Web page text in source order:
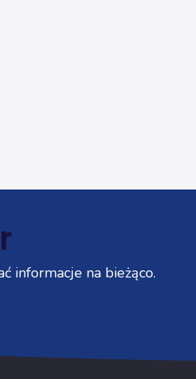
informacje na bieżąco.